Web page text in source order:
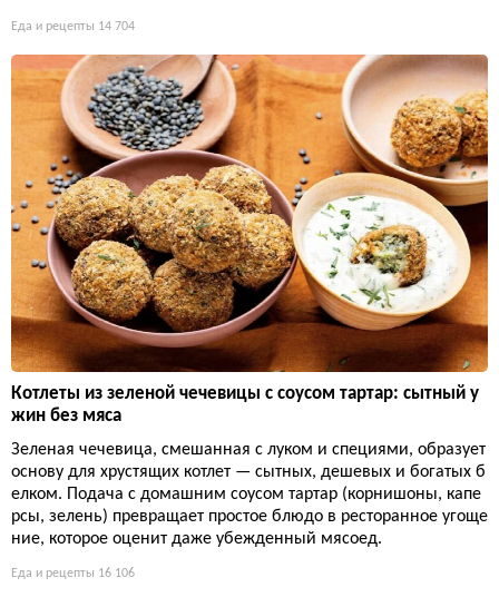
Еда и рецепты 14 704
Котлеты из зеленой чечевицы с соусом тартар: сытный у
жин без мяса
Зеленая чечевица, смешанная с луком и специями, образует
основу для хрустящих котлет — сытных, дешевых и богатых б
елком. Подача с домашним соусом тартар (корнишоны, капе
рсы, зелень) превращает простое блюдо в ресторанное угоще
ние, которое оценит даже убежденный мясоед.
Еда и рецепты 16 106